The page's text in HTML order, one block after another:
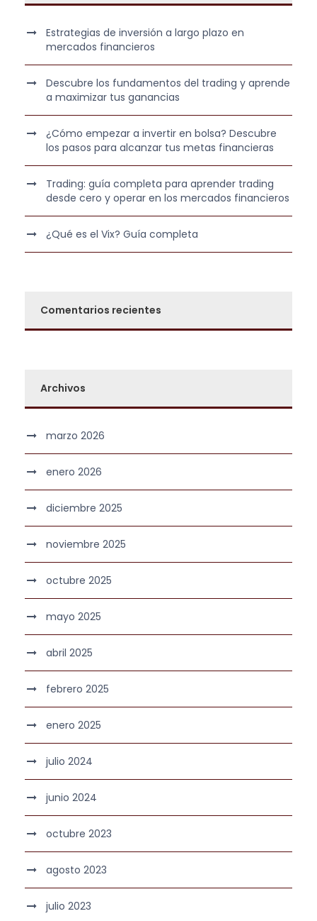
l
r
:
4
9
0
,
0
0
€
.
s
2
0
0
0
€
.
Estrategias de inversión a largo plazo en
mercados financieros
Descubre los fundamentos del trading y aprende
a maximizar tus ganancias
¿Cómo empezar a invertir en bolsa? Descubre
los pasos para alcanzar tus metas financieras
Trading: guía completa para aprender trading
desde cero y operar en los mercados financieros
¿Qué es el Vix? Guía completa
Comentarios recientes
Archivos
marzo 2026
enero 2026
diciembre 2025
noviembre 2025
octubre 2025
mayo 2025
abril 2025
febrero 2025
enero 2025
julio 2024
junio 2024
octubre 2023
agosto 2023
julio 2023